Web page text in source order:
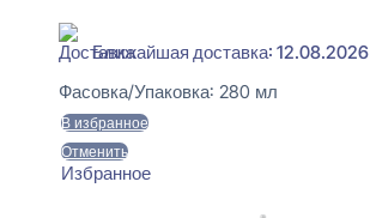
Ближайшая доставка: 12.08.2026
Фасовка/Упаковка: 280 мл
В избранное
Отменить
Избранное